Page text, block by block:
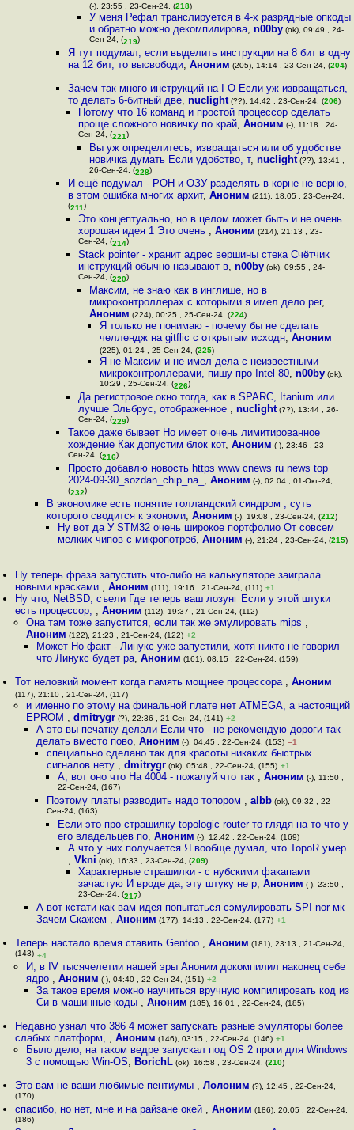
(-), 23:55 , 23-Сен-24, (218)
У меня Рефал транслируется в 4-х разрядные опкоды
и обратно можно декомпилирова, n00by(ok), 09:49 , 24-
Сен-24, (219)
Я тут подумал, если выделить инструкции на 8 бит в одну
на 12 бит, то высвободи, Аноним (205), 14:14 , 23-Сен-24, (204)
Зачем так много инструкций на I O Если уж извращаться,
то делать 6-битный две, nuclight(??), 14:42 , 23-Сен-24, (206)
Потому что 16 команд и простой процессор сделать
проще сложного новичку по край,Аноним (-), 11:18 , 24-
Сен-24, (221)
Вы уж определитесь, извращаться или об удобстве
новичка думать Если удобство, т, nuclight(??), 13:41 ,
26-Сен-24, (228)
И ещё подумал - РОН и ОЗУ разделять в корне не верно,
в этом ошибка многих архит, Аноним (211), 18:05 , 23-Сен-24,
(211)
Это концептуально, но в целом может быть и не очень
хорошая идея 1 Это очень ,Аноним (214), 21:13 , 23-
Сен-24, (214)
Stack pointer - хранит адрес вершины стека Счётчик
инструкций обычно называют в,n00by (ok), 09:55 , 24-
Сен-24, (220)
Максим, не знаю как в инглише, но в
микроконтроллерах с которыми я имел дело рег,
Аноним (224), 00:25 , 25-Сен-24, (224)
Я только не понимаю - почему бы не сделать
челлендж на gitflic с открытым исходн, Аноним
(225), 01:24 , 25-Сен-24, (225)
Я не Максим и не имел дела с неизвестными
микроконтроллерами, пишу про Intel 80, n00by(ok),
10:29 , 25-Сен-24, (226)
Да регистровое окно тогда, как в SPARC, Itanium или
лучше Эльбрус, отображенное ,nuclight (??), 13:44 , 26-
Сен-24, (229)
Такое даже бывает Но имеет очень лимитированное
хождение Как допустим блок кот, Аноним (-), 23:46 , 23-
Сен-24, (216)
Просто добавлю новость https www cnews ru news top
2024-09-30_sozdan_chip_na_ , Аноним (-), 02:04 , 01-Окт-24,
(232)
В экономике есть понятие голландский синдром , суть
которого сводится к экономи,Аноним (-), 19:08 , 23-Сен-24, (212)
Ну вот да У STM32 очень широкое портфолио От совсем
мелких чипов с микропотреб, Аноним (-), 21:24 , 23-Сен-24, (215)
Ну теперь фраза запустить что-либо на калькуляторе заиграла
новыми красками ,Аноним (111), 19:16 , 21-Сен-24, (111) +1
Ну что, NetBSD, съели Где теперь ваш лозунг Если у этой штуки
есть процессор, ,Аноним (112), 19:37 , 21-Сен-24, (112)
Она там тоже запустится, если так же эмулировать mips ,
Аноним (122), 21:23 , 21-Сен-24, (122) +2
Может Но факт - Линукс уже запустили, хотя никто не говорил
что Линукс будет ра, Аноним (161), 08:15 , 22-Сен-24, (159)
Тот неловкий момент когда память мощнее процессора ,Аноним
(117), 21:10 , 21-Сен-24, (117)
и именно по этому на финальной плате нет ATMEGA, а настоящий
EPROM , dmitrygr(?), 22:36 , 21-Сен-24, (141) +2
А это вы печатку делали Если что - не рекомендую дороги так
делать вместо пово, Аноним (-), 04:45 , 22-Сен-24, (153) –1
специально сделано так для красоты никаких быстрых
сигналов нету ,dmitrygr (ok), 05:48 , 22-Сен-24, (155) +1
А, вот оно что На 4004 - пожалуй что так , Аноним (-), 11:50 ,
22-Сен-24, (167)
Поэтому платы разводить надо топором ,albb (ok), 09:32 , 22-
Сен-24, (163)
Если это про страшилку topologic router то глядя на то что у
его владельцев по, Аноним (-), 12:42 , 22-Сен-24, (169)
А что у них получается Я вообще думал, что TopoR умер
, Vkni (ok), 16:33 , 23-Сен-24, (209)
Характерные страшилки - с нубскими факапами
зачастую И вроде да, эту штуку не р,Аноним (-), 23:50 ,
23-Сен-24, (217)
А вот кстати как вам идея попытаться сэмулировать SPI-nor мк
Зачем Скажем , Аноним (177), 14:13 , 22-Сен-24, (177) +1
Теперь настало время ставить Gentoo ,Аноним (181), 23:13 , 21-Сен-24,
(143) +4
И, в IV тысячелетии нашей эры Аноним докомпилил наконец себе
ядро , Аноним (-), 04:40 , 22-Сен-24, (151) +2
За такое время можно научиться вручную компилировать код из
Си в машинные коды , Аноним (185), 16:01 , 22-Сен-24, (185)
Недавно узнал что 386 4 может запускать разные эмуляторы более
слабых платформ, ,Аноним (146), 03:15 , 22-Сен-24, (146) +1
Было дело, на таком ведре запускал под OS 2 проги для Windows
3 c помощью Win-OS, BorichL(ok), 16:58 , 23-Сен-24, (210)
Это вам не ваши любимые пентиумы ,Лолоним (?), 12:45 , 22-Сен-24,
(170)
спасибо, но нет, мне и на райзане окей ,Аноним (186), 20:05 , 22-Сен-24,
(186)